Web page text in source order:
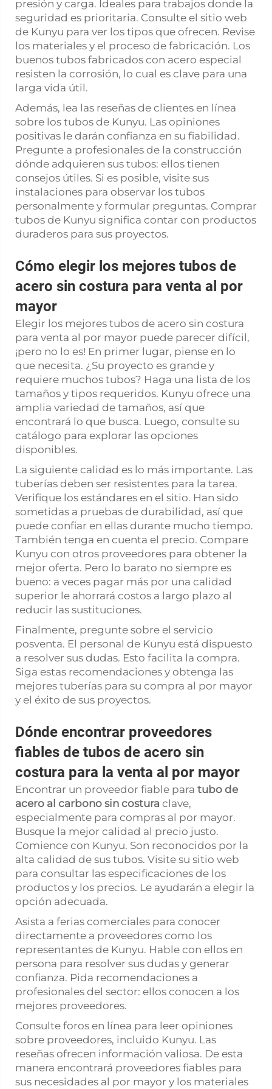
presión y carga. Ideales para trabajos donde la
seguridad es prioritaria. Consulte el sitio web
de Kunyu para ver los tipos que ofrecen. Revise
los materiales y el proceso de fabricación. Los
buenos tubos fabricados con acero especial
resisten la corrosión, lo cual es clave para una
larga vida útil.
Además, lea las reseñas de clientes en línea
sobre los tubos de Kunyu. Las opiniones
positivas le darán confianza en su fiabilidad.
Pregunte a profesionales de la construcción
dónde adquieren sus tubos: ellos tienen
consejos útiles. Si es posible, visite sus
instalaciones para observar los tubos
personalmente y formular preguntas. Comprar
tubos de Kunyu significa contar con productos
duraderos para sus proyectos.
Cómo elegir los mejores tubos de
acero sin costura para venta al por
mayor
Elegir los mejores tubos de acero sin costura
para venta al por mayor puede parecer difícil,
¡pero no lo es! En primer lugar, piense en lo
que necesita. ¿Su proyecto es grande y
requiere muchos tubos? Haga una lista de los
tamaños y tipos requeridos. Kunyu ofrece una
amplia variedad de tamaños, así que
encontrará lo que busca. Luego, consulte su
catálogo para explorar las opciones
disponibles.
La siguiente calidad es lo más importante. Las
tuberías deben ser resistentes para la tarea.
Verifique los estándares en el sitio. Han sido
sometidas a pruebas de durabilidad, así que
puede confiar en ellas durante mucho tiempo.
También tenga en cuenta el precio. Compare
Kunyu con otros proveedores para obtener la
mejor oferta. Pero lo barato no siempre es
bueno: a veces pagar más por una calidad
superior le ahorrará costos a largo plazo al
reducir las sustituciones.
Finalmente, pregunte sobre el servicio
posventa. El personal de Kunyu está dispuesto
a resolver sus dudas. Esto facilita la compra.
Siga estas recomendaciones y obtenga las
mejores tuberías para su compra al por mayor
y el éxito de sus proyectos.
Dónde encontrar proveedores
fiables de tubos de acero sin
costura para la venta al por mayor
Encontrar un proveedor fiable para tubo de
acero al carbono sin costura clave,
especialmente para compras al por mayor.
Busque la mejor calidad al precio justo.
Comience con Kunyu. Son reconocidos por la
alta calidad de sus tubos. Visite su sitio web
para consultar las especificaciones de los
productos y los precios. Le ayudarán a elegir la
opción adecuada.
Asista a ferias comerciales para conocer
directamente a proveedores como los
representantes de Kunyu. Hable con ellos en
persona para resolver sus dudas y generar
confianza. Pida recomendaciones a
profesionales del sector: ellos conocen a los
mejores proveedores.
Consulte foros en línea para leer opiniones
sobre proveedores, incluido Kunyu. Las
reseñas ofrecen información valiosa. De esta
manera encontrará proveedores fiables para
sus necesidades al por mayor y los materiales